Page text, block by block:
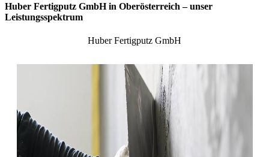
Huber Fertigputz GmbH in Oberösterreich – unser
Leistungsspektrum
Huber Fertigputz GmbH